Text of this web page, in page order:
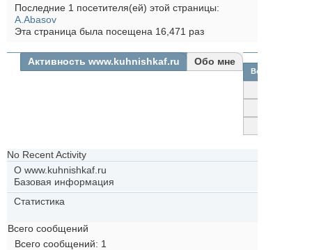
Последние 1 посетителя(ей) этой страницы:
A.Abasov
Эта страница была посещена 16,471 раз
Активность www.kuhnishkaf.ru Обо мне
Все
No Recent Activity
О www.kuhnishkaf.ru
Базовая информация
Статистика
Всего сообщений
Всего сообщений
1